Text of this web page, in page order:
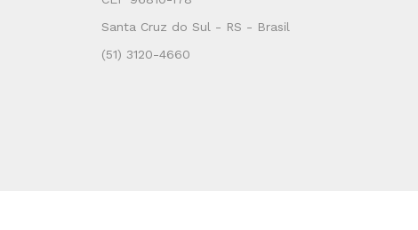
Santa Cruz do Sul - RS - Brasil
(51) 3120-4660